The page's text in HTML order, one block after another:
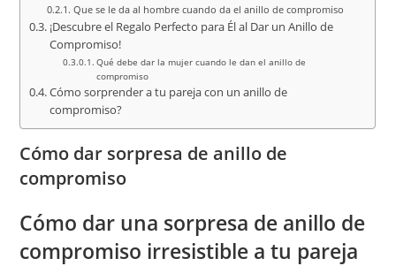
Que se le da al hombre cuando da el anillo de compromiso
¡Descubre el Regalo Perfecto para Él al Dar un Anillo de
Compromiso!
Qué debe dar la mujer cuando le dan el anillo de
compromiso
Cómo sorprender a tu pareja con un anillo de
compromiso?
Cómo dar sorpresa de anillo de
compromiso
Cómo dar una sorpresa de anillo de
compromiso irresistible a tu pareja